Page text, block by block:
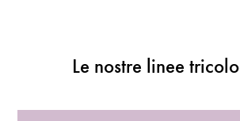
Le nostre linee